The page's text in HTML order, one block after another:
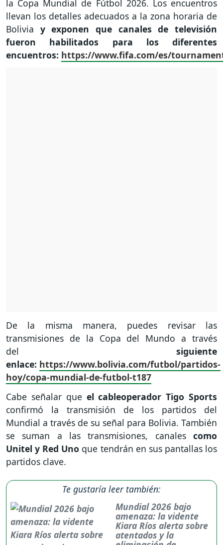
la Copa Mundial de Fútbol 2026. Los encuentros
llevan los detalles adecuados a la zona horaria de
Bolivia y exponen que canales de televisión
fueron habilitados para los diferentes
encuentros: https://www.fifa.com/es/
De la misma manera, puedes revisar las
transmisiones de la Copa del Mundo a través
del siguiente
enlace: https://www.bolivia.com/futbol/partidos-
hoy/copa-mundial-de-futbol-t187
Cabe señalar que el cableoperador Tigo Sports
confirmó la transmisión de los partidos del
Mundial a través de su señal para Bolivia. También
se suman a las transmisiones, canales como
Unitel y Red Uno que tendrán en sus pantallas los
partidos clave.
Te gustaría leer también:
Mundial 2026 bajo
amenaza: la vidente
Kiara Ríos alerta sobre
atentados y la